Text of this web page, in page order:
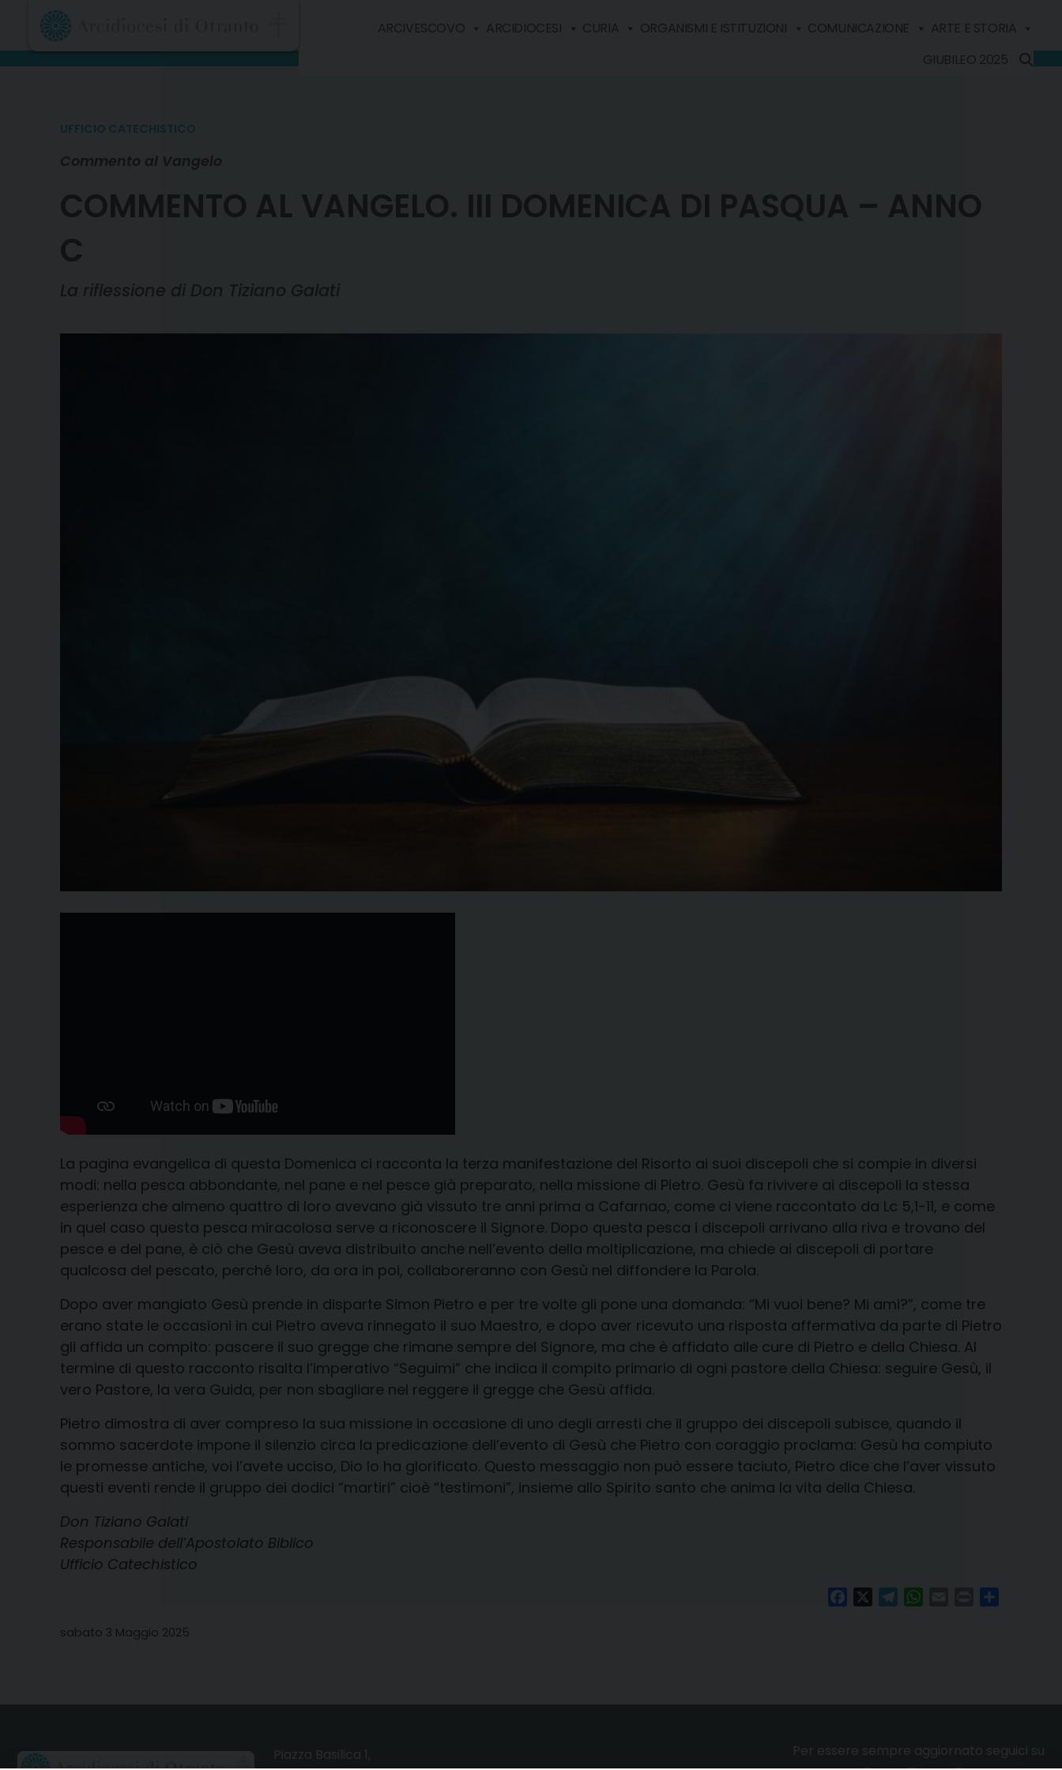
content
ARCIVESCOVO ARCIDIOCESI CURIA ORGANISMI E ISTITUZIONI COMUNICAZIONE
ARTE E STORIA
GIUBILEO 2025
UFFICIO CATECHISTICO
Commento al Vangelo
COMMENTO AL VANGELO. III DOMENICA DI PASQUA – ANNO
C
La riflessione di Don Tiziano Galati
La pagina evangelica di questa Domenica ci racconta la terza manifestazione del Risorto ai suoi discepoli che si compie in diversi
modi: nella pesca abbondante, nel pane e nel pesce già preparato, nella missione di Pietro. Gesù fa rivivere ai discepoli la stessa
esperienza che almeno quattro di loro avevano già vissuto tre anni prima a Cafarnao, come ci viene raccontato da Lc 5,1-11, e come
in quel caso questa pesca miracolosa serve a riconoscere il Signore. Dopo questa pesca i discepoli arrivano alla riva e trovano del
pesce e del pane, è ciò che Gesù aveva distribuito anche nell’evento della moltiplicazione, ma chiede ai discepoli di portare
qualcosa del pescato, perché loro, da ora in poi, collaboreranno con Gesù nel diffondere la Parola.
Dopo aver mangiato Gesù prende in disparte Simon Pietro e per tre volte gli pone una domanda: “Mi vuoi bene? Mi ami?”, come tre
erano state le occasioni in cui Pietro aveva rinnegato il suo Maestro, e dopo aver ricevuto una risposta affermativa da parte di Pietro
gli affida un compito: pascere il suo gregge che rimane sempre del Signore, ma che è affidato alle cure di Pietro e della Chiesa. Al
termine di questo racconto risalta l’imperativo “Seguimi” che indica il compito primario di ogni pastore della Chiesa: seguire Gesù, il
vero Pastore, la vera Guida, per non sbagliare nel reggere il gregge che Gesù affida.
Pietro dimostra di aver compreso la sua missione in occasione di uno degli arresti che il gruppo dei discepoli subisce, quando il
sommo sacerdote impone il silenzio circa la predicazione dell’evento di Gesù che Pietro con coraggio proclama: Gesù ha compiuto
le promesse antiche, voi l’avete ucciso, Dio lo ha glorificato. Questo messaggio non può essere taciuto, Pietro dice che l’aver vissuto
questi eventi rende il gruppo dei dodici “martiri” cioè “testimoni”, insieme allo Spirito santo che anima la vita della Chiesa.
Don Tiziano Galati
Responsabile dell’Apostolato Biblico
Ufficio Catechistico
FacebookTelegramWhatsAppPrint
sabato 3 Maggio 2025